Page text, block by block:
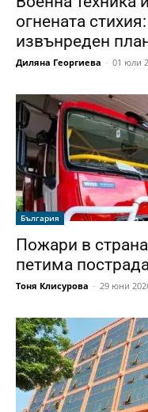
огнената
извънреден
Диляна Георгиева - 01 юли
България
Пожари в
петима
Тоня Клисурова - 29 юни